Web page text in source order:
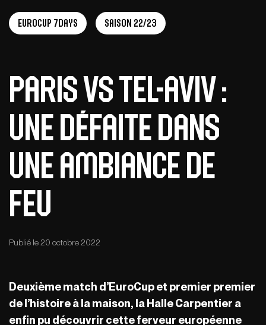
EuroCup 7Days Saison 22/23
Paris vs Tel-Aviv :
une défaite dans
une ambiance de
feu
Publié le 20 octobre 2022
Deuxième match d’EuroCup et premier premier
de l’histoire à la maison, la Halle Carpentier a
enfin pu découvrir cette ferveur européenne